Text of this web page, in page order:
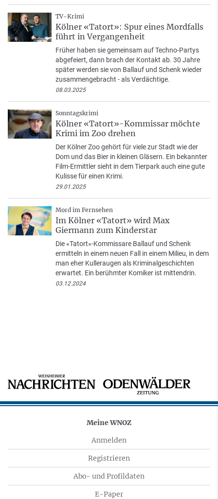
TV-Krimi
Kölner «Tatort»: Spur eines Mordfalls
führt in Vergangenheit
Früher haben sie gemeinsam auf Techno-Partys
abgefeiert, dann brach der Kontakt ab. 30 Jahre
später werden sie von Ballauf und Schenk wieder
zusammengebracht - als Verdächtige.
08.03.2025
Sonntagskrimi
Kölner «Tatort»-Kommissar möchte
Krimi im Zoo drehen
Der Kölner Zoo gehört für viele zur Stadt wie der
Dom und das Bier in kleinen Gläsern. Ein bekannter
Film-Ermittler sieht in dem Tierpark auch eine gute
Kulisse für einen Krimi.
29.01.2025
Mord im Fernsehen
Im Kölner «Tatort» wird Max
Giermann zum Kinderstar
Die «Tatort»-Kommissare Ballauf und Schenk
ermitteln in einem neuen Fall in einem Milieu, in dem
man eher Kulleraugen als Kriminalgeschichten
erwartet. Ein berühmter Komiker ist mittendrin.
03.12.2024
Meine WNOZ
Anmelden
Registrieren
Abo- und Profildaten
E-Paper